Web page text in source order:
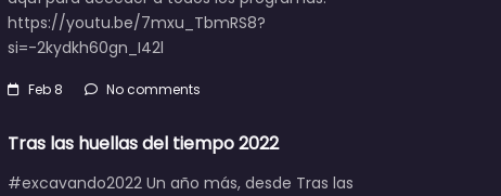
https://youtu.be/7mxu_TbmRS8?
si=-2kydkh60gn_I42l
Feb 8 No comments
Tras las huellas del tiempo 2022
#excavando2022 Un año más, desde Tras las